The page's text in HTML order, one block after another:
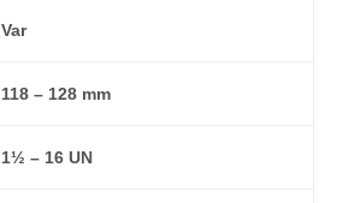
Var
118 – 128 mm
1½ – 16 UN